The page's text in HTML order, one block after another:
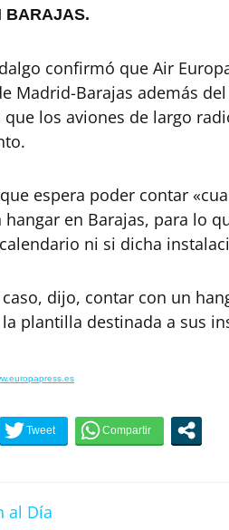
BARAJAS.
confirmó que Air
Madrid-Barajas además
que los aviones de largo
espera poder contar
en Barajas, para lo
ni si dicha
dijo, contar con un
plantilla destinada a sus
al Día